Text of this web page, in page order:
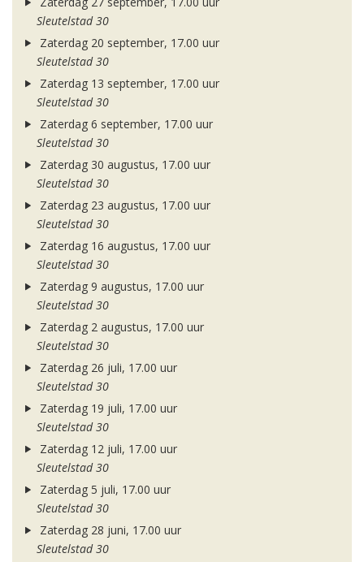
Sleutelstad 30
Zaterdag 20 september, 17.00 uur
Sleutelstad 30
Zaterdag 13 september, 17.00 uur
Sleutelstad 30
Zaterdag 6 september, 17.00 uur
Sleutelstad 30
Zaterdag 30 augustus, 17.00 uur
Sleutelstad 30
Zaterdag 23 augustus, 17.00 uur
Sleutelstad 30
Zaterdag 16 augustus, 17.00 uur
Sleutelstad 30
Zaterdag 9 augustus, 17.00 uur
Sleutelstad 30
Zaterdag 2 augustus, 17.00 uur
Sleutelstad 30
Zaterdag 26 juli, 17.00 uur
Sleutelstad 30
Zaterdag 19 juli, 17.00 uur
Sleutelstad 30
Zaterdag 12 juli, 17.00 uur
Sleutelstad 30
Zaterdag 5 juli, 17.00 uur
Sleutelstad 30
Zaterdag 28 juni, 17.00 uur
Sleutelstad 30